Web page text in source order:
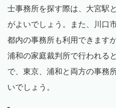
士事務所を探す際は、大宮駅
がよいでしょう。また、川口
都内の事務所も利用できます
浦和の家庭裁判所で行われる
で、東京、浦和と両方の事務
いでしょう。